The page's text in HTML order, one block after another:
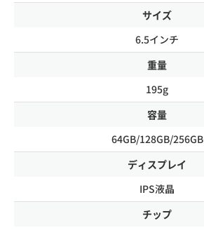
サイズ
6.5インチ
重量
195g
容量
64GB/128GB/256GB
ディスプレイ
IPS液晶
チップ